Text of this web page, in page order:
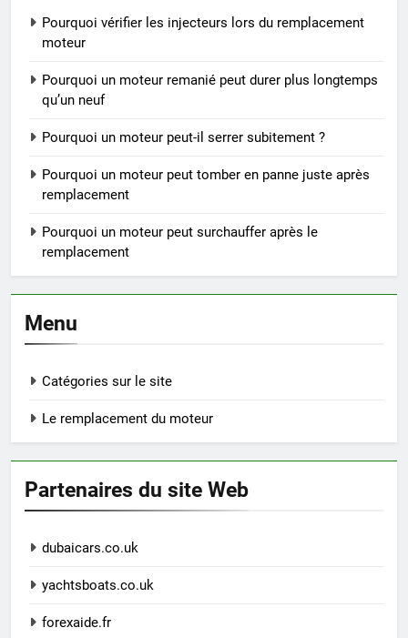
Pourquoi vérifier les injecteurs lors du remplacement
moteur
Pourquoi un moteur remanié peut durer plus longtemps
qu’un neuf
Pourquoi un moteur peut-il serrer subitement ?
Pourquoi un moteur peut tomber en panne juste après
remplacement
Pourquoi un moteur peut surchauffer après le
remplacement
Menu
Catégories sur le site
Le remplacement du moteur
Partenaires du site Web
dubaicars.co.uk
yachtsboats.co.uk
forexaide.fr